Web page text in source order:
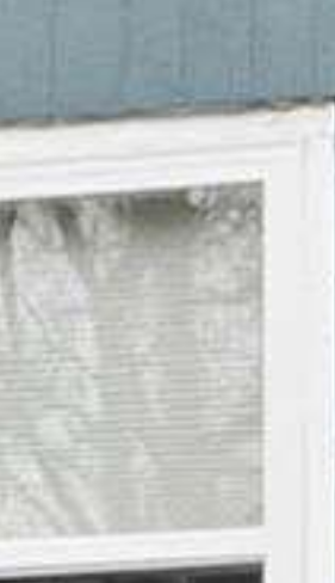














































